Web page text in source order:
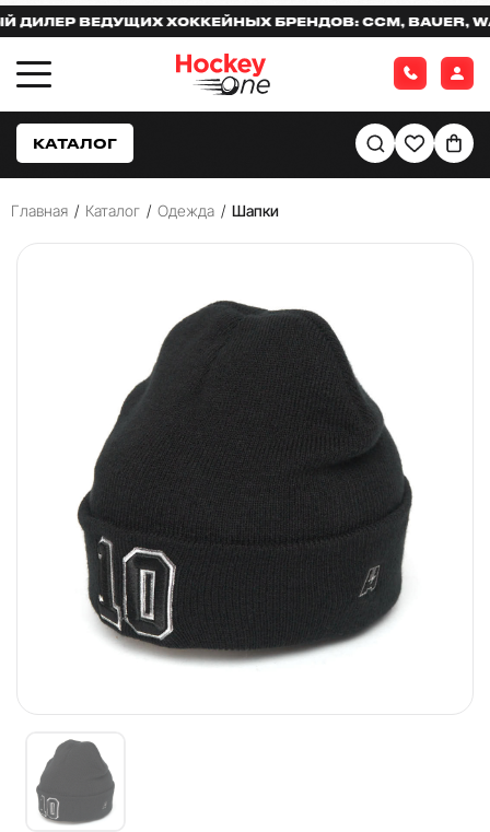
ВЕДУЩИХ ХОККЕЙНЫХ БРЕНДОВ: CCM, BAUER,
КАТАЛОГ
Главная / Каталог / Одежда / Шапки